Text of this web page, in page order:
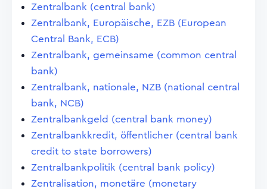
Zentralbank (central bank)
Zentralbank, Europäische, EZB (European
Central Bank, ECB)
Zentralbank, gemeinsame (common central
bank)
Zentralbank, nationale, NZB (national central
bank, NCB)
Zentralbankgeld (central bank money)
Zentralbankkredit, öffentlicher (central bank
credit to state borrowers)
Zentralbankpolitik (central bank policy)
Zentralisation, monetäre (monetary